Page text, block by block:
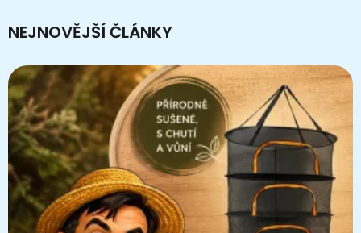
NEJNOVĚJŠÍ ČLÁNKY